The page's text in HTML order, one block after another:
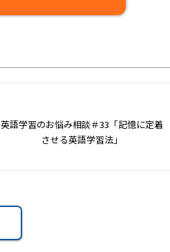
英語学習のお悩み相談＃33「記憶に定着
させる英語学習法」